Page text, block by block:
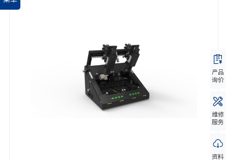
产品
询价
维修
服务
资料